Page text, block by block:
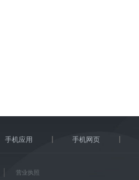
手机应用 手机网页
营业执照